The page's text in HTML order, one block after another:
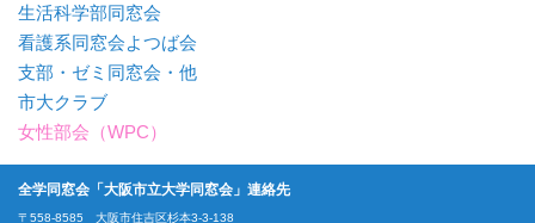
生活科学部同窓会
看護系同窓会よつば会
支部・ゼミ同窓会・他
市大クラブ
女性部会（WPC）
全学同窓会「大阪市立大学同窓会」連絡先
〒558-8585 大阪市住吉区杉本3-3-138